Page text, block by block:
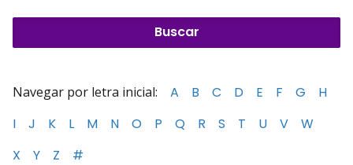
Navegar por letra inicial: A B C D E F G
H
I
J K L M N O P Q R S T U V
W
X
Y Z #